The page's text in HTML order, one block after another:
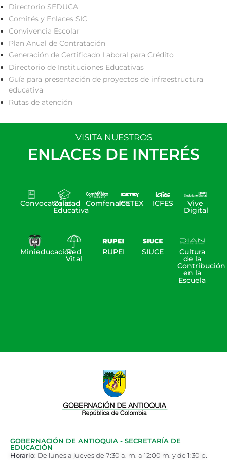
Directorio SEDUCA
Comités y Enlaces SIC
Convivencia Escolar
Plan Anual de Contratación
Generación de Certificado Laboral para Crédito
Directorio de Instituciones Educativas
Guía para presentación de proyectos de infraestructura
educativa
Rutas de atención
VISITA NUESTROS
ENLACES DE INTERÉS
Convocatorias
Calidad
Educativa
ComfenalcoICETEX ICFES Vive
Digital
MinieducaciónRed
Vital
RUPEI SIUCE Cultura
de la
Contribución
en la
Escuela
GOBERNACIÓN DE ANTIOQUIA - SECRETARÍA DE
EDUCACIÓN
Horario: De lunes a jueves de 7:30 a. m. a 12:00 m. y de 1:30 p.